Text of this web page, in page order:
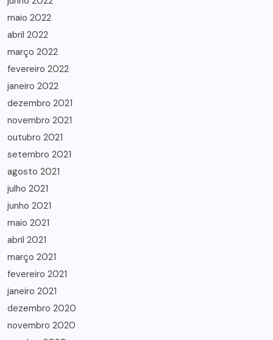
maio 2022
abril 2022
março 2022
fevereiro 2022
janeiro 2022
dezembro 2021
novembro 2021
outubro 2021
setembro 2021
agosto 2021
julho 2021
junho 2021
maio 2021
abril 2021
março 2021
fevereiro 2021
janeiro 2021
dezembro 2020
novembro 2020